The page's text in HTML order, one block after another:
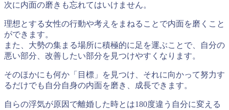
次に内面の磨きも忘れてはいけません。
理想とする女性の行動や考えをまねることで内面を磨くこと
ができます。
また、大勢の集まる場所に積極的に足を運ぶことで、自分の
悪い部分、改善したい部分を見つけやすくなります。
そのほかにも何か「目標」を見つけ、それに向かって努力す
るだけでも自分自身の内面を磨き、成長できます。
自らの浮気が原因で離婚した時とは180度違う自分に変える